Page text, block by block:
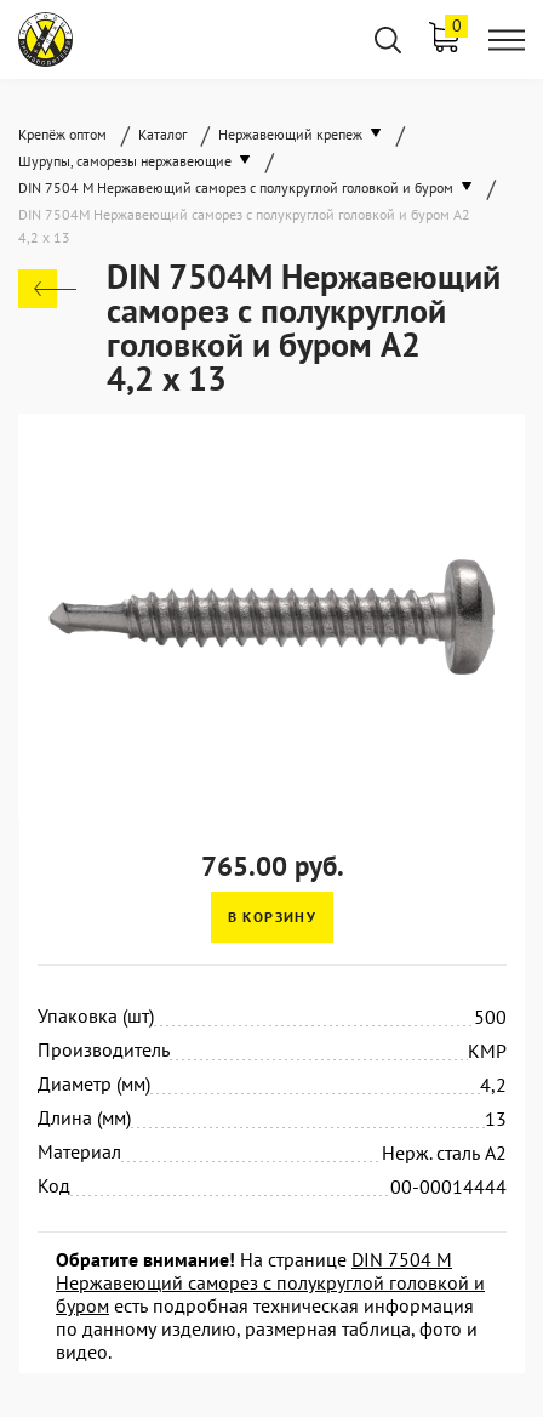
0
Крепёж оптом / Каталог / Нержавеющий крепеж /
Шурупы, саморезы нержавеющие /
DIN 7504 M Нержавеющий саморез с полукруглой головкой и буром /
DIN 7504M Нержавеющий саморез с полукруглой головкой и буром А2
4,2 x 13
DIN 7504M Нержавеющий
саморез с полукруглой
головкой и буром А2
4,2 x 13
765.00 руб.
В КОРЗИНУ
Упаковка (шт)
500
Производитель
KMP
Диаметр (мм)
4,2
Длина (мм)
13
Материал
Нерж. сталь А2
Код
00-00014444
Обратите внимание! На странице DIN 7504 M
Нержавеющий саморез с полукруглой головкой и
буром есть подробная техническая информация
по данному изделию, размерная таблица, фото и
видео.